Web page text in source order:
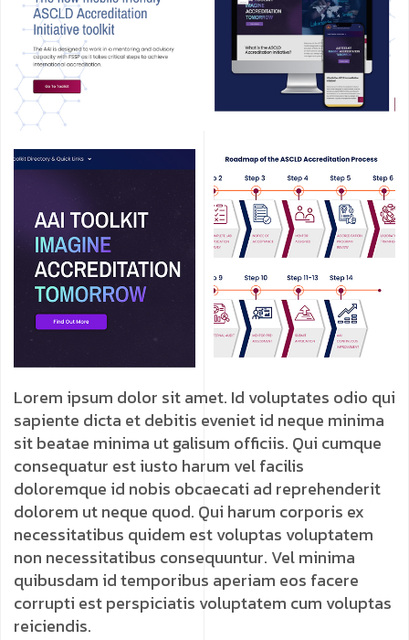
Lorem ipsum dolor sit amet. Id voluptates odio qui
sapiente dicta et debitis eveniet id neque minima
sit beatae minima ut galisum officiis. Qui cumque
consequatur est iusto harum vel facilis
doloremque id nobis obcaecati ad reprehenderit
dolorem ut neque quod. Qui harum corporis ex
necessitatibus quidem est voluptas voluptatem
non necessitatibus consequuntur. Vel minima
quibusdam id temporibus aperiam eos facere
corrupti est perspiciatis voluptatem cum voluptas
reiciendis.